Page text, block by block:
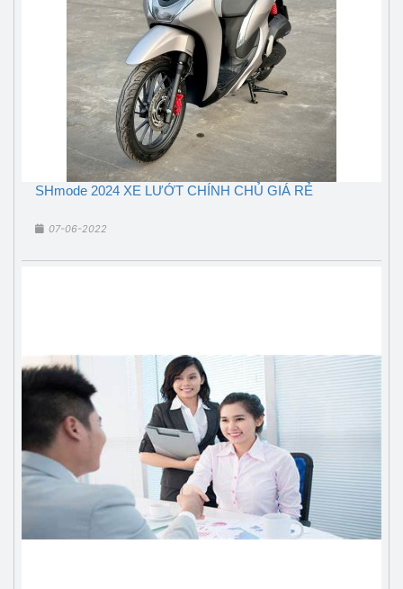
SHmode 2024 XE LƯỚT CHÍNH CHỦ GIÁ RẺ
07-06-2022